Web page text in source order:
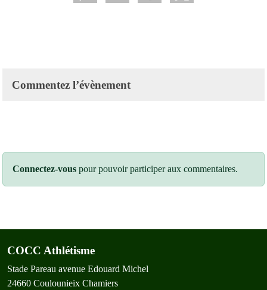
Commentez l’évènement
Connectez-vous pour pouvoir participer aux commentaires.
COCC Athlétisme
Stade Pareau avenue Edouard Michel
24660 Coulounieix Chamiers